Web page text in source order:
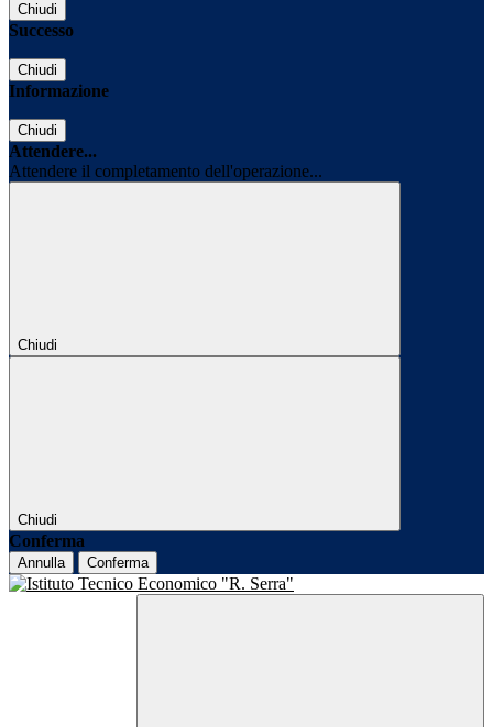
Chiudi
Successo
Chiudi
Informazione
Chiudi
Attendere...
Attendere il completamento dell'operazione...
Chiudi
Chiudi
Conferma
Annulla Conferma